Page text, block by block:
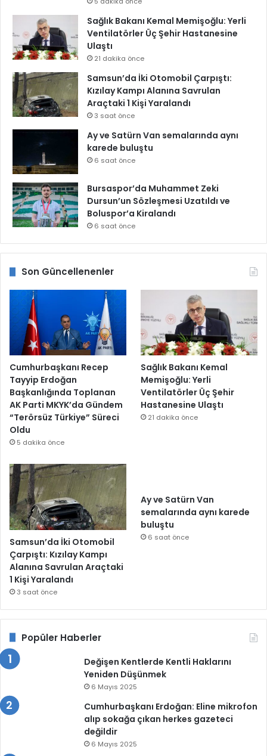
Sağlık Bakanı Kemal Memişoğlu: Yerli
Ventilatörler Üç Şehir Hastanesine
Ulaştı
21 dakika önce
Samsun’da İki Otomobil Çarpıştı:
Kızılay Kampı Alanına Savrulan
Araçtaki 1 Kişi Yaralandı
3 saat önce
Ay ve Satürn Van semalarında aynı
karede buluştu
6 saat önce
Bursaspor’da Muhammet Zeki
Dursun’un Sözleşmesi Uzatıldı ve
Boluspor’a Kiralandı
6 saat önce
Son Güncellenenler
Cumhurbaşkanı Recep
Tayyip Erdoğan
Başkanlığında Toplanan
AK Parti MKYK’da Gündem
“Terörsüz Türkiye” Süreci
Oldu
5 dakika önce
Sağlık Bakanı Kemal
Memişoğlu: Yerli
Ventilatörler Üç Şehir
Hastanesine Ulaştı
21 dakika önce
Samsun’da İki Otomobil
Çarpıştı: Kızılay Kampı
Alanına Savrulan Araçtaki
1 Kişi Yaralandı
3 saat önce
Ay ve Satürn Van
semalarında aynı karede
buluştu
6 saat önce
Popüler Haberler
Değişen Kentlerde Kentli Haklarını
Yeniden Düşünmek
6 Mayıs 2025
Cumhurbaşkanı Erdoğan: Eline mikrofon
alıp sokağa çıkan herkes gazeteci
değildir
6 Mayıs 2025